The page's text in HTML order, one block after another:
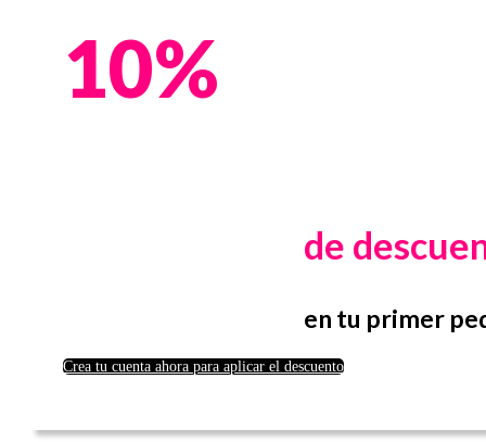
10%
de
en tu primer
Crea tu cuenta ahora para aplicar el descuento